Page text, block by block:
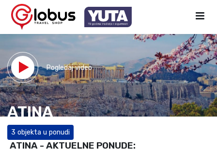
ATINA
3 objekta u ponudi
Pogledaj video
ATINA - AKTUELNE PONUDE: